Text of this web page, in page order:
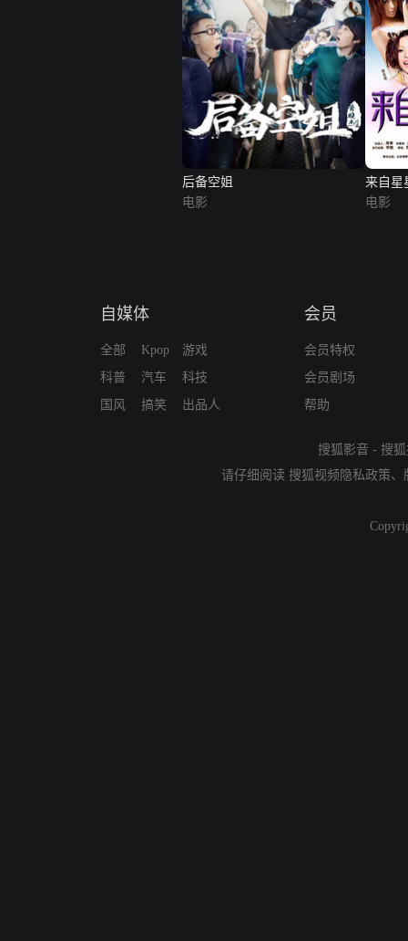
后备空姐
电影
来自星
电影
自媒体
全部
科普
国风
Kpop
汽车
搞笑
游戏
科技
出品人
会员
会员特权
会员剧场
帮助
搜狐影音 - 搜
请仔细阅读 搜狐视频隐私政策、